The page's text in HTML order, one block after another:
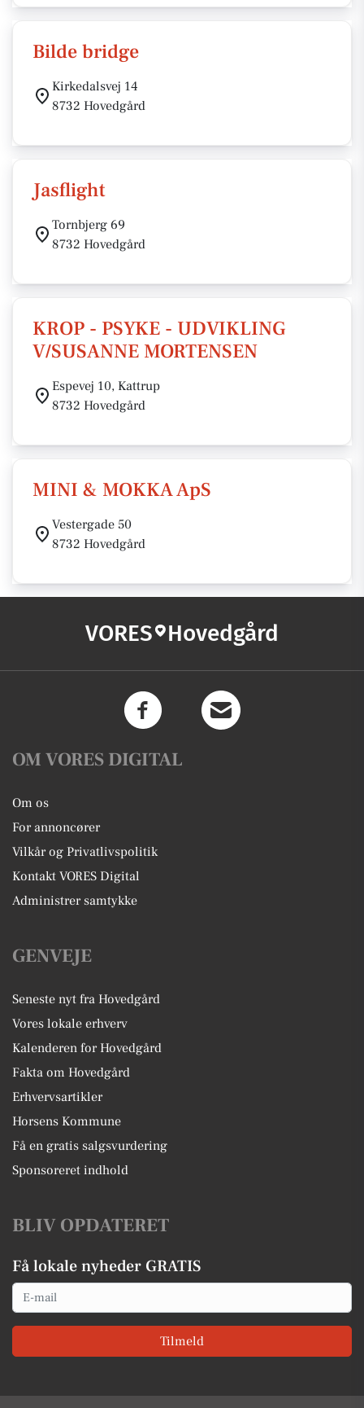
Bilde bridge
Kirkedalsvej 14
8732 Hovedgård
Jasflight
Tornbjerg 69
8732 Hovedgård
KROP - PSYKE - UDVIKLING
V/SUSANNE MORTENSEN
Espevej 10, Kattrup
8732 Hovedgård
MINI & MOKKA ApS
Vestergade 50
8732 Hovedgård
VORES Hovedgård
OM VORES DIGITAL
Om os
For annoncører
Vilkår og Privatlivspolitik
Kontakt VORES Digital
Administrer samtykke
GENVEJE
Seneste nyt fra Hovedgård
Vores lokale erhverv
Kalenderen for Hovedgård
Fakta om Hovedgård
Erhvervsartikler
Horsens Kommune
Få en gratis salgsvurdering
Sponsoreret indhold
BLIV OPDATERET
Få lokale nyheder GRATIS
Email
Tilmeld